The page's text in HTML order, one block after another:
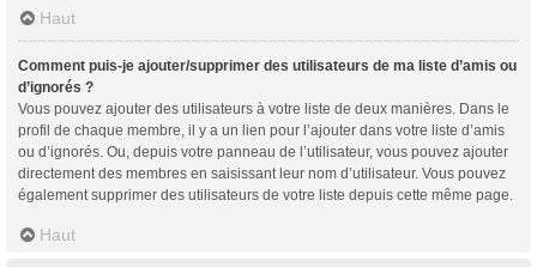
Haut
Comment puis-je ajouter/supprimer des utilisateurs de ma liste d’amis ou
d’ignorés ?
Vous pouvez ajouter des utilisateurs à votre liste de deux manières. Dans le
profil de chaque membre, il y a un lien pour l’ajouter dans votre liste d’amis
ou d’ignorés. Ou, depuis votre panneau de l’utilisateur, vous pouvez ajouter
directement des membres en saisissant leur nom d’utilisateur. Vous pouvez
également supprimer des utilisateurs de votre liste depuis cette même page.
Haut